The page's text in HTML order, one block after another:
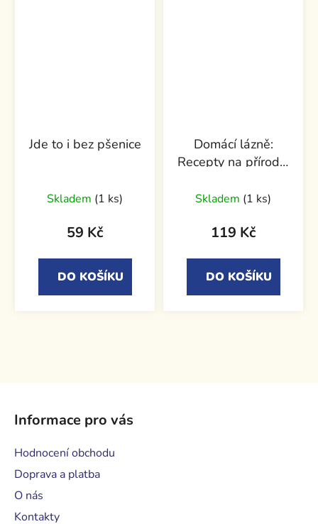
Jde to i bez pšenice
Skladem (1 ks)
59 Kč
DO KOŠÍKU
Domácí lázně:
Recepty na přírodní
Skladem (1 ks)
119 Kč
DO KOŠÍKU
Informace pro vás
Hodnocení obchodu
Doprava a platba
O nás
Kontakty